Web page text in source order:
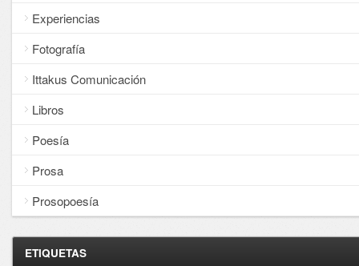
Experiencias
Fotografía
Ittakus Comunicación
Libros
Poesía
Prosa
Prosopoesía
ETIQUETAS